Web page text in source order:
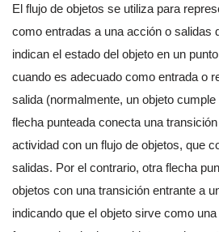
El flujo de objetos se utiliza para
como entradas a una acción o salidas
indican el estado del objeto en un
cuando es adecuado como entrada o
salida (normalmente, un objeto
flecha punteada conecta una
actividad con un flujo de objetos, que
salidas. Por el contrario, otra flecha
objetos con una transición entrante a
indicando que el objeto sirve como